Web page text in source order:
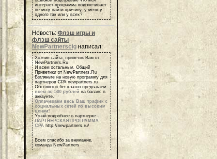
интернет-программа подглючивает
не могу найти причину, у меня у
одного так или у всех?
Новость: Флэш игры и
флэш сайты
NewPartnerscigнаписал:
Хозяин сайта, приветик Вам от
NewPartners.Ru
И всем остальным, Общий
Приветики от NewPartners.Ru
Взгляньте на новую программу для
партнеров СРА newpartners.ru
Обсолютно бесплатно предлагаем
всем по 500 рублей на баланс в
аккаунте.
Оплачиваем весь Ваш трафик с
социальных сетей по высоким
ценам!
Узнай подробнее в партнерке -
ПАРТНЕРСКАЯ ПРОГРАММА
СРА http://newpartners.ru/
Всем спасибо за внимание,
команда NewPartners